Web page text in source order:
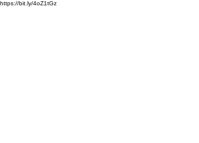
https://bit.ly/4oZ1tGz